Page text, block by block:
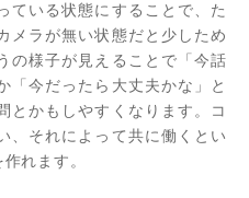
ている状態にすることで、た
メラが無い状態だと少しため
の様子が見えることで「今話
「今だったら大丈夫かな」と
とかもしやすくなります。コ
、それによって共に働くとい
れます。